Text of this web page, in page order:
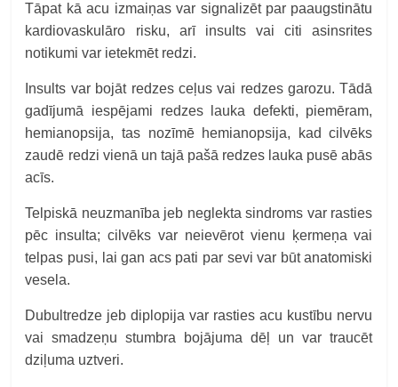
Tāpat kā acu izmaiņas var signalizēt par paaugstinātu
kardiovaskulāro risku, arī insults vai citi asinsrites
notikumi var ietekmēt redzi.
Insults var bojāt redzes ceļus vai redzes garozu. Tādā
gadījumā iespējami redzes lauka defekti, piemēram,
hemianopsija, tas nozīmē hemianopsija, kad cilvēks
zaudē redzi vienā un tajā pašā redzes lauka pusē abās
acīs.
Telpiskā neuzmanība jeb neglekta sindroms var rasties
pēc insulta; cilvēks var neievērot vienu ķermeņa vai
telpas pusi, lai gan acs pati par sevi var būt anatomiski
vesela.
Dubultredze jeb diplopija var rasties acu kustību nervu
vai smadzeņu stumbra bojājuma dēļ un var traucēt
dziļuma uztveri.